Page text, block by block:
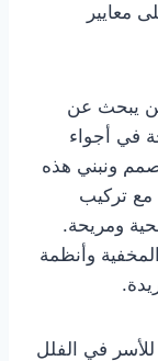
معايير
يبحث عن
في أجواء
ونبني هذه
مع تركيب
ومريحة.
وأنظمة
للأسر في الفلل